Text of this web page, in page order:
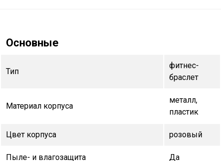
Основные
Тип
фитнес-
браслет
Материал корпуса
металл,
пластик
Цвет корпуса розовый
Пыле- и влагозащита Да